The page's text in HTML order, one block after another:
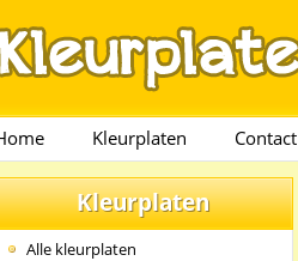
Kleurplaten Contact
Kleurplaten
Alle kleurplaten